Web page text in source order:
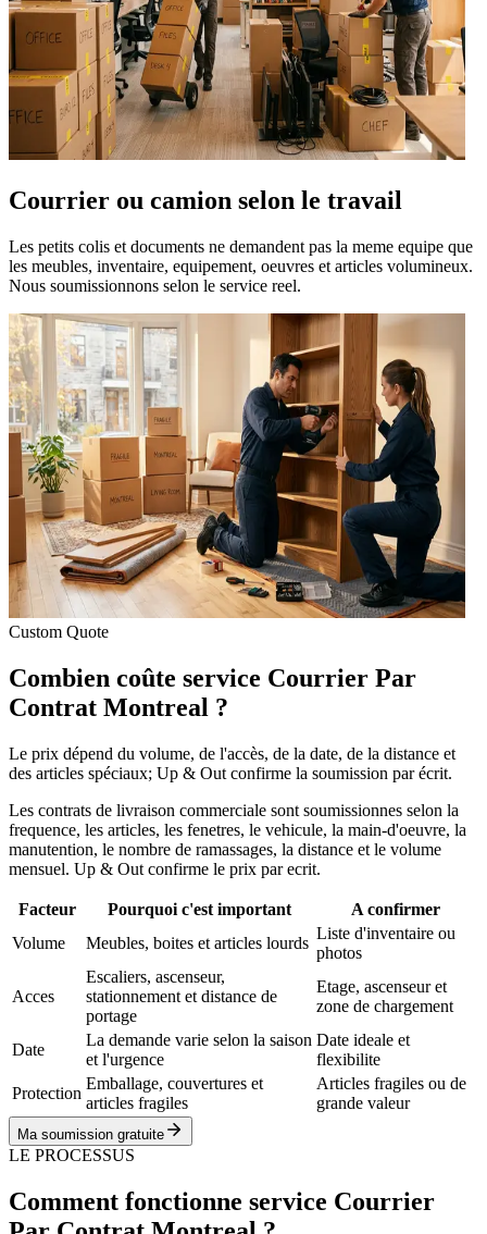
Courrier ou camion selon le travail
Les petits colis et documents ne demandent pas la meme equipe que
les meubles, inventaire, equipement, oeuvres et articles volumineux.
Nous soumissionnons selon le service reel.
Custom Quote
Combien coûte service Courrier Par
Contrat Montreal ?
Le prix dépend du volume, de l'accès, de la date, de la distance et
des articles spéciaux; Up & Out confirme la soumission par écrit.
Les contrats de livraison commerciale sont soumissionnes selon la
frequence, les articles, les fenetres, le vehicule, la main-d'oeuvre, la
manutention, le nombre de ramassages, la distance et le volume
mensuel. Up & Out confirme le prix par ecrit.
Facteur Pourquoi c'est important
A confirmer
Volume
Meubles, boites et articles lourds
Liste d'inventaire ou
photos
Acces
Escaliers, ascenseur,
stationnement et distance de
portage
Etage, ascenseur et
zone de chargement
Date
La demande varie selon la saison
et l'urgence
Date ideale et
flexibilite
Protection
Emballage, couvertures et
articles fragiles
Articles fragiles ou de
grande valeur
Ma soumission gratuite
LE PROCESSUS
Comment fonctionne service Courrier